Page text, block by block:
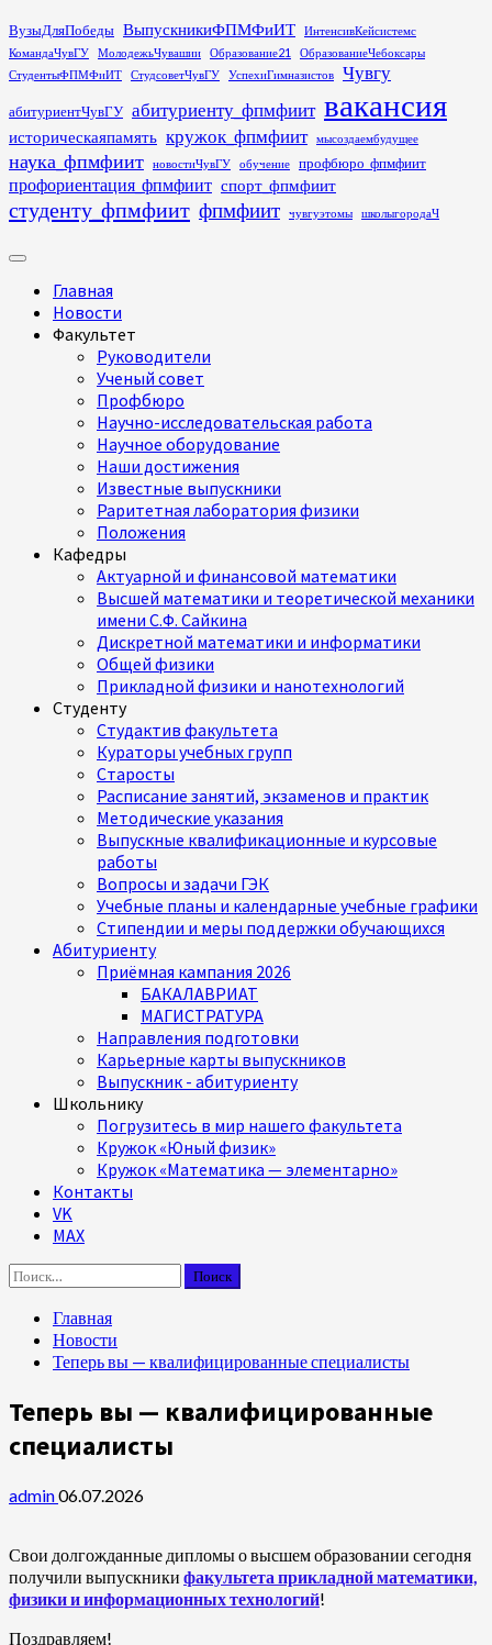
Перейти
к
содержимому
ВузыДляПобеды ВыпускникиФПМФиИТ
ИнтенсивКейсистемс
КомандаЧувГУ
МолодежьЧувашии Образование21
ОбразованиеЧебоксары
СтудентыФПМФиИТ
СтудсоветЧувГУ УспехиГимназистов Чувгу
абитуриентЧувГУ абитуриенту_фпмфиит вакансия
историческаяпамять кружок_фпмфиит мысоздаембудущее
наука_фпмфиит новостиЧувГУ обучение профбюро_фпмфиит
профориентация_фпмфиит спорт_фпмфиит
студенту_фпмфиит фпмфиит чувгуэтомы школыгородаЧ
Основное
Главная
Новости
Факультет
Руководители
Ученый совет
Профбюро
Научно-исследовательская работа
Научное оборудование
Наши достижения
Известные выпускники
Раритетная лаборатория физики
Положения
Кафедры
Актуарной и финансовой математики
Высшей математики и теоретической механики
имени С.Ф. Сайкина
Дискретной математики и информатики
Общей физики
Прикладной физики и нанотехнологий
Студенту
Студактив факультета
Кураторы учебных групп
Старосты
Расписание занятий, экзаменов и практик
Методические указания
Выпускные квалификационные и курсовые
работы
Вопросы и задачи ГЭК
Учебные планы и календарные учебные графики
Стипендии и меры поддержки обучающихся
Абитуриенту
Приёмная кампания 2026
БАКАЛАВРИАТ
МАГИСТРАТУРА
Направления подготовки
Карьерные карты выпускников
Выпускник - абитуриенту
Школьнику
Погрузитесь в мир нашего факультета
Кружок «Юный физик»
Кружок «Математика — элементарно»
Контакты
VK
MAX
Найти:
Главная
Новости
Теперь вы — квалифицированные специалисты
Теперь вы — квалифицированные
специалисты
admin06.07.2026
Свои долгожданные дипломы о высшем образовании сегодня
получили выпускники факультета прикладной математики,
физики и информационных технологий!
Поздравляем!